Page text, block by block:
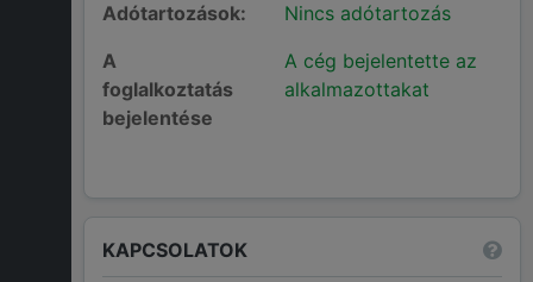
Adótartozások:
Nincs adótartozás
A
foglalkoztatás
bejelentése
A cég bejelentette az
alkalmazottakat
KAPCSOLATOK